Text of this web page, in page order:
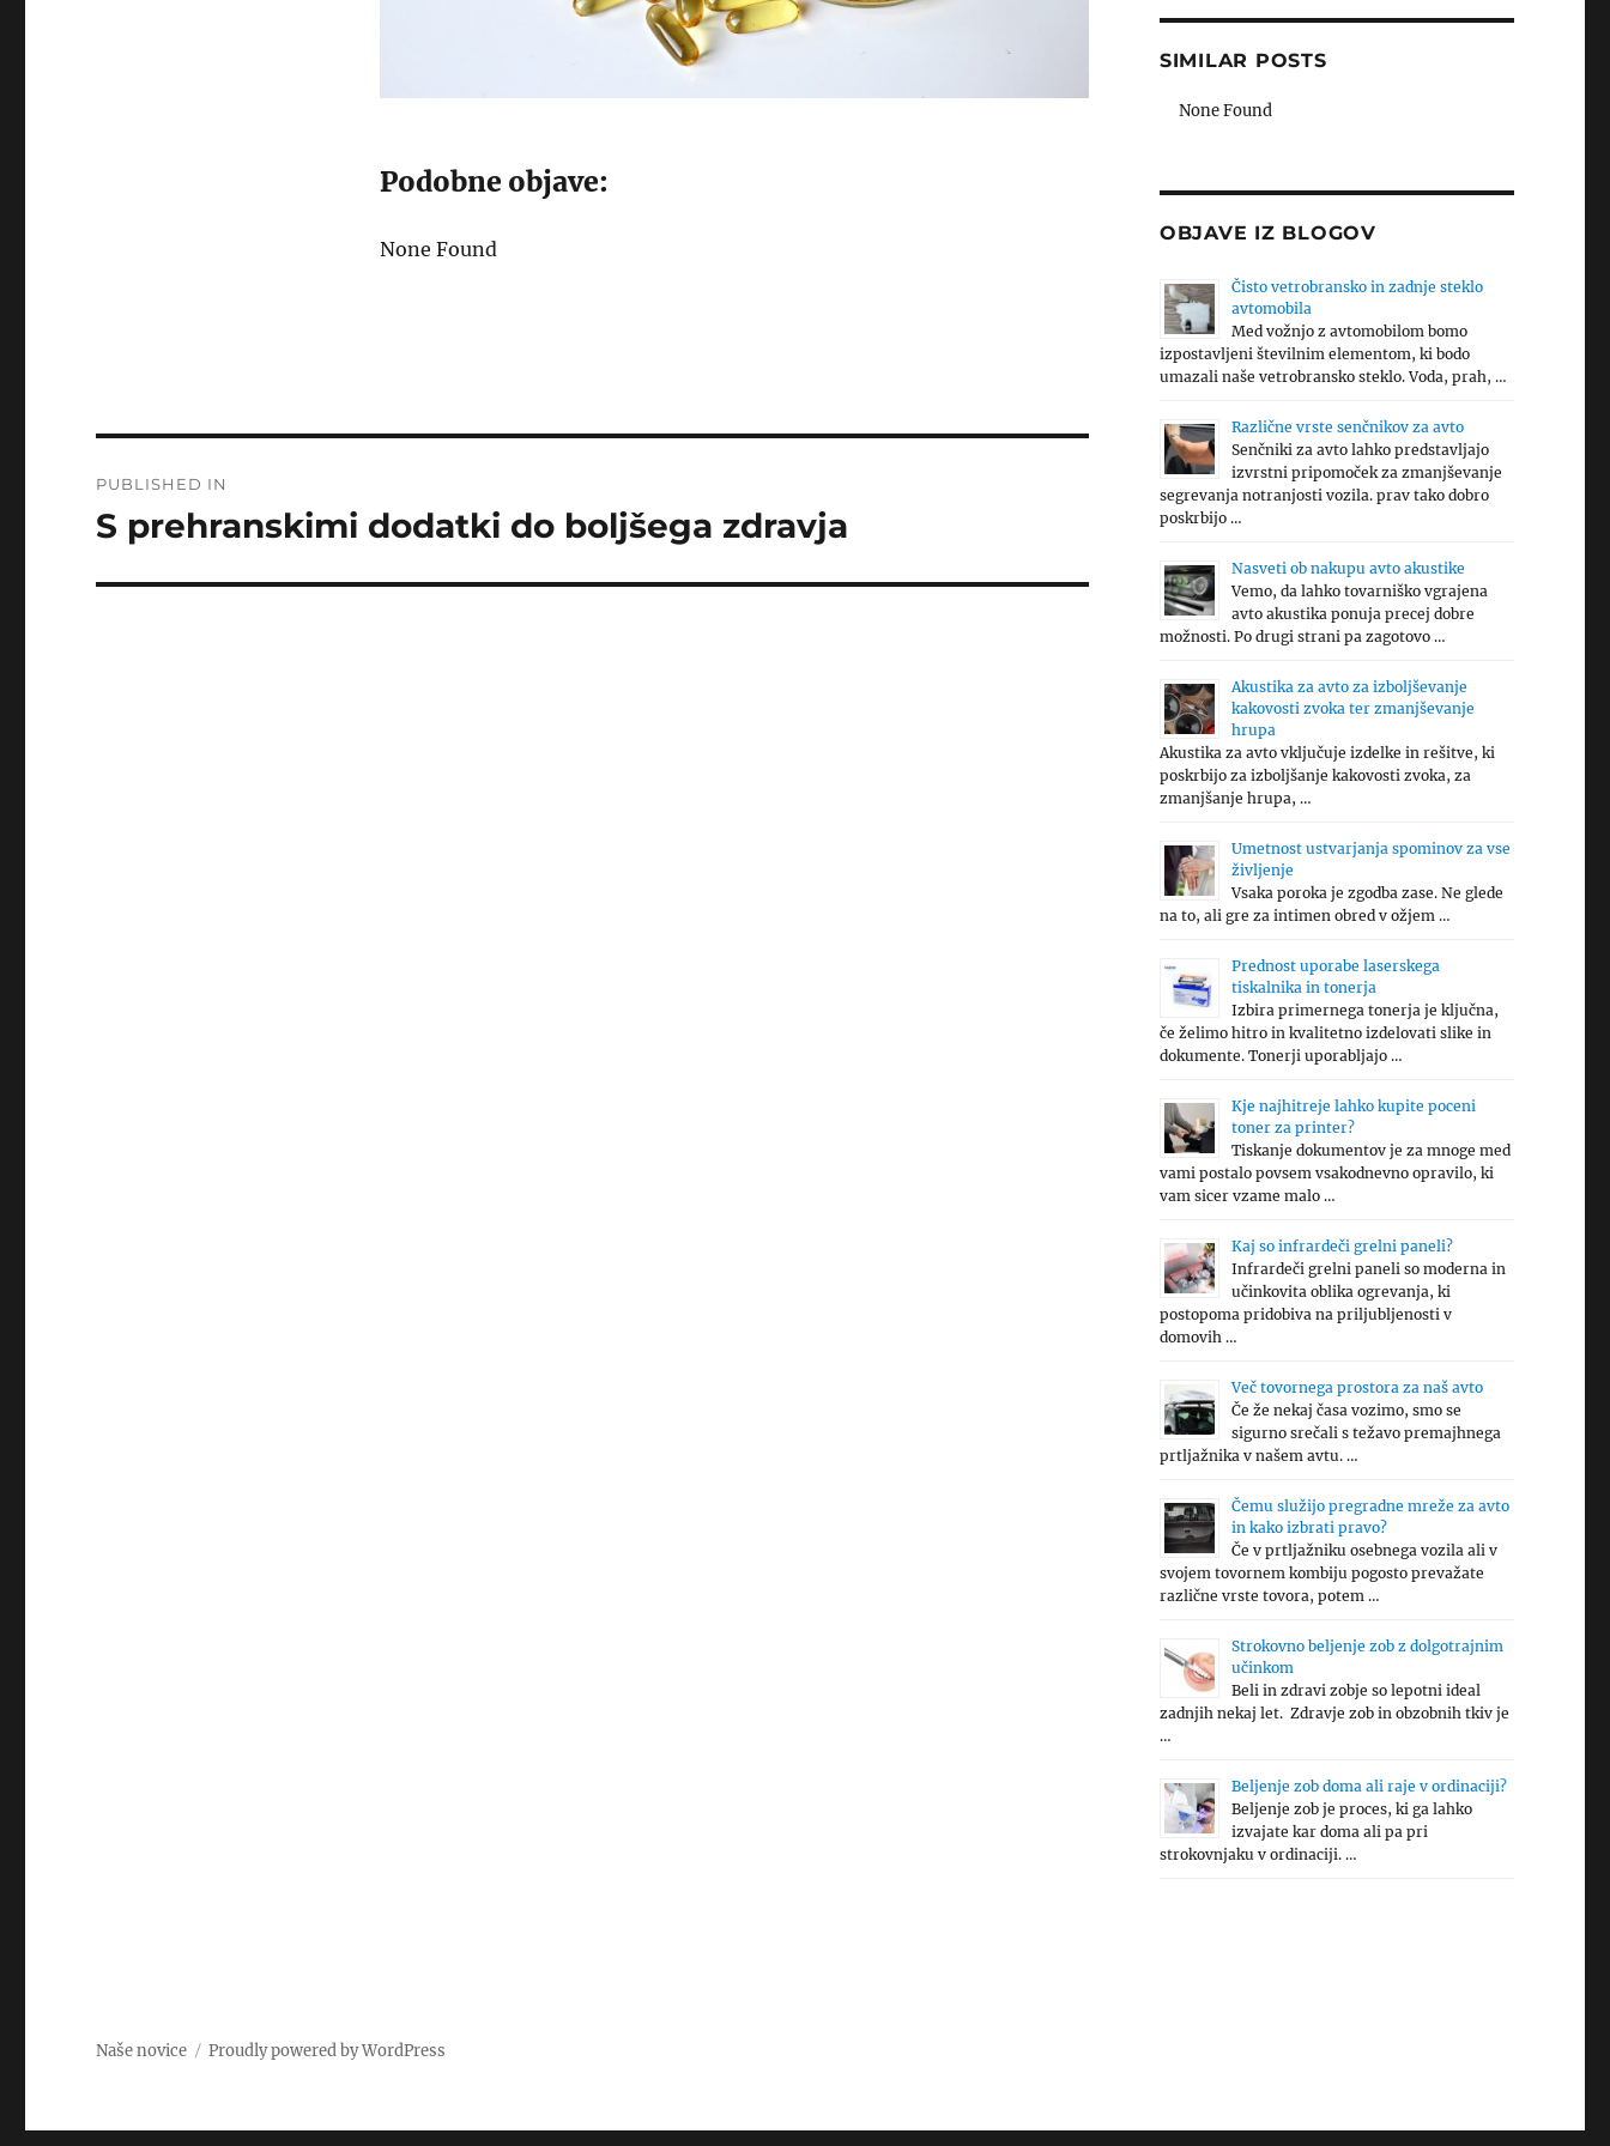
Podobne objave:
None Found
navigation
PUBLISHED IN
S prehranskimi dodatki do boljšega zdravja
SIMILAR POSTS
None Found
OBJAVE IZ BLOGOV
Čisto vetrobransko in zadnje steklo
avtomobila
Med vožnjo z avtomobilom bomo
izpostavljeni številnim elementom, ki bodo
umazali naše vetrobransko steklo. Voda, prah, …
Različne vrste senčnikov za avto
Senčniki za avto lahko predstavljajo
izvrstni pripomoček za zmanjševanje
segrevanja notranjosti vozila. prav tako dobro
poskrbijo …
Nasveti ob nakupu avto akustike
Vemo, da lahko tovarniško vgrajena
avto akustika ponuja precej dobre
možnosti. Po drugi strani pa zagotovo …
Akustika za avto za izboljševanje
kakovosti zvoka ter zmanjševanje
hrupa
Akustika za avto vključuje izdelke in rešitve, ki
poskrbijo za izboljšanje kakovosti zvoka, za
zmanjšanje hrupa, …
Umetnost ustvarjanja spominov za vse
življenje
Vsaka poroka je zgodba zase. Ne glede
na to, ali gre za intimen obred v ožjem …
Prednost uporabe laserskega
tiskalnika in tonerja
Izbira primernega tonerja je ključna,
če želimo hitro in kvalitetno izdelovati slike in
dokumente. Tonerji uporabljajo …
Kje najhitreje lahko kupite poceni
toner za printer?
Tiskanje dokumentov je za mnoge med
vami postalo povsem vsakodnevno opravilo, ki
vam sicer vzame malo …
Kaj so infrardeči grelni paneli?
Infrardeči grelni paneli so moderna in
učinkovita oblika ogrevanja, ki
postopoma pridobiva na priljubljenosti v
domovih …
Več tovornega prostora za naš avto
Če že nekaj časa vozimo, smo se
sigurno srečali s težavo premajhnega
prtljažnika v našem avtu. …
Čemu služijo pregradne mreže za avto
in kako izbrati pravo?
Če v prtljažniku osebnega vozila ali v
svojem tovornem kombiju pogosto prevažate
različne vrste tovora, potem …
Strokovno beljenje zob z dolgotrajnim
učinkom
Beli in zdravi zobje so lepotni ideal
zadnjih nekaj let. Zdravje zob in obzobnih tkiv je
…
Beljenje zob doma ali raje v ordinaciji?
Beljenje zob je proces, ki ga lahko
izvajate kar doma ali pa pri
strokovnjaku v ordinaciji. …
Naše novice Proudly powered by WordPress